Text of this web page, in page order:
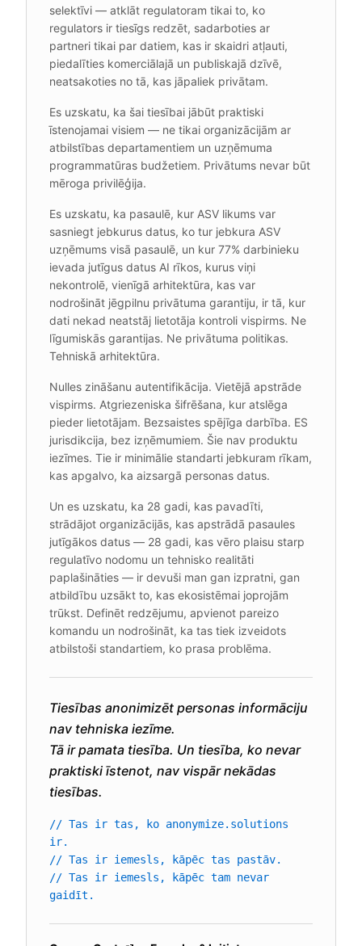
selektīvi — atklāt regulatoram tikai to, ko
regulators ir tiesīgs redzēt, sadarboties ar
partneri tikai par datiem, kas ir skaidri atļauti,
piedalīties komerciālajā un publiskajā dzīvē,
neatsakoties no tā, kas jāpaliek privātam.
Es uzskatu, ka šai tiesībai jābūt praktiski
īstenojamai visiem — ne tikai organizācijām ar
atbilstības departamentiem un uzņēmuma
programmatūras budžetiem. Privātums nevar būt
mēroga privilēģija.
Es uzskatu, ka pasaulē, kur ASV likums var
sasniegt jebkurus datus, ko tur jebkura ASV
uzņēmums visā pasaulē, un kur 77% darbinieku
ievada jutīgus datus AI rīkos, kurus viņi
nekontrolē, vienīgā arhitektūra, kas var
nodrošināt jēgpilnu privātuma garantiju, ir tā, kur
dati nekad neatstāj lietotāja kontroli vispirms. Ne
līgumiskās garantijas. Ne privātuma politikas.
Tehniskā arhitektūra.
Nulles zināšanu autentifikācija. Vietējā apstrāde
vispirms. Atgriezeniska šifrēšana, kur atslēga
pieder lietotājam. Bezsaistes spējīga darbība. ES
jurisdikcija, bez izņēmumiem. Šie nav produktu
iezīmes. Tie ir minimālie standarti jebkuram rīkam,
kas apgalvo, ka aizsargā personas datus.
Un es uzskatu, ka 28 gadi, kas pavadīti,
strādājot organizācijās, kas apstrādā pasaules
jutīgākos datus — 28 gadi, kas vēro plaisu starp
regulatīvo nodomu un tehnisko realitāti
paplašināties — ir devuši man gan izpratni, gan
atbildību uzsākt to, kas ekosistēmai joprojām
trūkst. Definēt redzējumu, apvienot pareizo
komandu un nodrošināt, ka tas tiek izveidots
atbilstoši standartiem, ko prasa problēma.
Tiesības anonimizēt personas informāciju
nav tehniska iezīme.
Tā ir pamata tiesība. Un tiesība, ko nevar
praktiski īstenot, nav vispār nekādas
tiesības.
// Tas ir tas, ko anonymize.solutions
ir.
// Tas ir iemesls, kāpēc tas pastāv.
// Tas ir iemesls, kāpēc tam nevar
gaidīt.